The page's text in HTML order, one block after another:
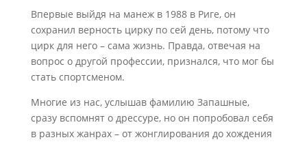
Впервые выйдя на манеж в 1988 в Риге, он
сохранил верность цирку по сей день, потому что
цирк для него – сама жизнь. Правда, отвечая на
вопрос о другой профессии, признался, что мог бы
стать спортсменом.
Многие из нас, услышав фамилию Запашные,
сразу вспомнят о дрессуре, но он попробовал себя
в разных жанрах – от жонглирования до хождения